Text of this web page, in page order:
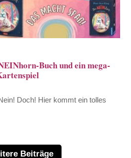
Buch und ein mega-
Doch! Hier kommt ein tolles
Beiträge